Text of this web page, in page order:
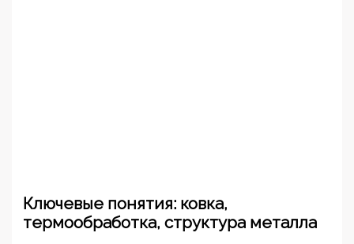
Ключевые понятия: ковка,
термообработка, структура металла